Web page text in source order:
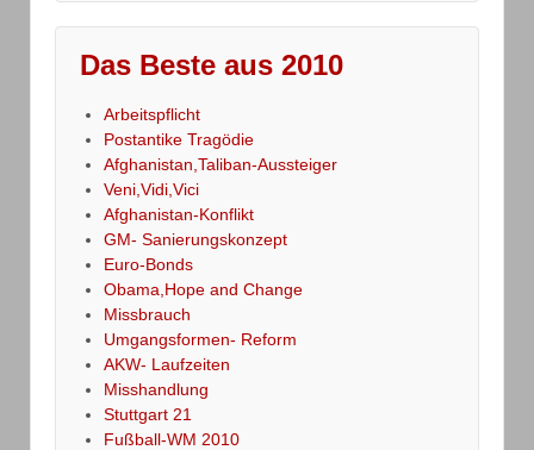
Das Beste aus 2010
Arbeitspflicht
Postantike Tragödie
Afghanistan,Taliban-Aussteiger
Veni,Vidi,Vici
Afghanistan-Konflikt
GM- Sanierungskonzept
Euro-Bonds
Obama,Hope and Change
Missbrauch
Umgangsformen- Reform
AKW- Laufzeiten
Misshandlung
Stuttgart 21
Fußball-WM 2010